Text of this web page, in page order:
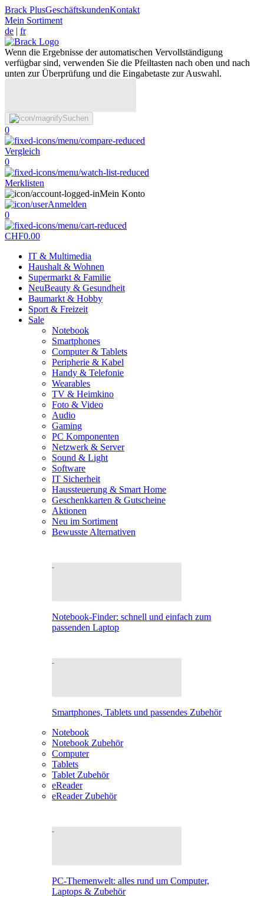
Brack PlusGeschäftskundenKontakt
Mein Sortiment
de | fr
Wenn die Ergebnisse der automatischen Vervollständigung
verfügbar sind, verwenden Sie die Pfeiltasten nach oben und nach
unten zur Überprüfung und die Eingabetaste zur Auswahl.
Suchen
0
Vergleich
0
Merklisten
Mein Konto
Anmelden
0
CHF0.00
IT & Multimedia
Haushalt & Wohnen
Supermarkt & Familie
NeuBeauty & Gesundheit
Baumarkt & Hobby
Sport & Freizeit
Sale
Notebook
Smartphones
Computer & Tablets
Peripherie & Kabel
Handy & Telefonie
Wearables
TV & Heimkino
Foto & Video
Audio
Gaming
PC Komponenten
Netzwerk & Server
Sound & Light
Software
IT Sicherheit
Haussteuerung & Smart Home
Geschenkkarten & Gutscheine
Aktionen
Neu im Sortiment
Bewusste Alternativen
Notebook-Finder: schnell und einfach zum
passenden Laptop
Smartphones, Tablets und passendes Zubehör
Notebook
Notebook Zubehör
Computer
Tablets
Tablet Zubehör
eReader
eReader Zubehör
PC-Themenwelt: alles rund um Computer,
Laptops & Zubehör